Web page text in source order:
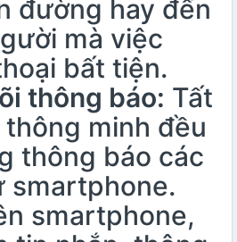
đường hay đến
mà việc
bất tiện.
thông báo: Tất
minh đều
thông báo các
smartphone.
smartphone,